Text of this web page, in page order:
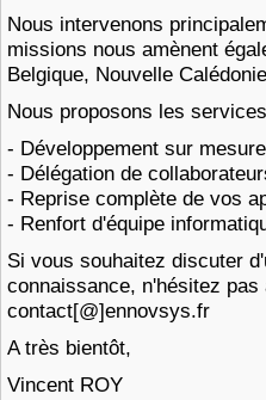
Nous intervenons
missions nous amènent
Belgique, Nouvelle
Nous proposons les
- Développement sur
- Délégation de
- Reprise complète de vos
- Renfort d'équipe
Si vous souhaitez discuter
connaissance, n'hésitez
contact[@]ennovsys.fr
A très bientôt,
Vincent ROY